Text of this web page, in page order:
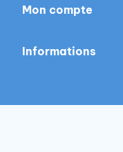
Mon compte
Informations